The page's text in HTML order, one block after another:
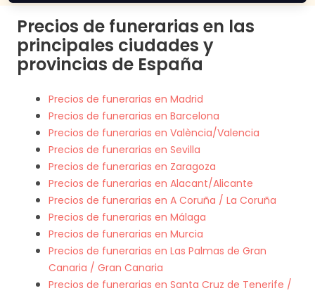
Precios de funerarias en las
principales ciudades y
provincias de España
Precios de funerarias en Madrid
Precios de funerarias en Barcelona
Precios de funerarias en València/Valencia
Precios de funerarias en Sevilla
Precios de funerarias en Zaragoza
Precios de funerarias en Alacant/Alicante
Precios de funerarias en A Coruña / La Coruña
Precios de funerarias en Málaga
Precios de funerarias en Murcia
Precios de funerarias en Las Palmas de Gran
Canaria / Gran Canaria
Precios de funerarias en Santa Cruz de Tenerife /